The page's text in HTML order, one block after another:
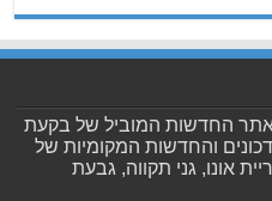
אתר החדשות המוביל של בקעת
והחדשות המקומיות של
אונו, גני תקווה, גבעת